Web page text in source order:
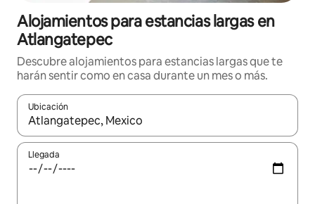
Alojamientos para estancias largas en
Atlangatepec
Descubre alojamientos para estancias largas que te
harán sentir como en casa durante un mes o más.
Ubicación
Cuando los resultados estén disponibles, podrás navegar
Llegada